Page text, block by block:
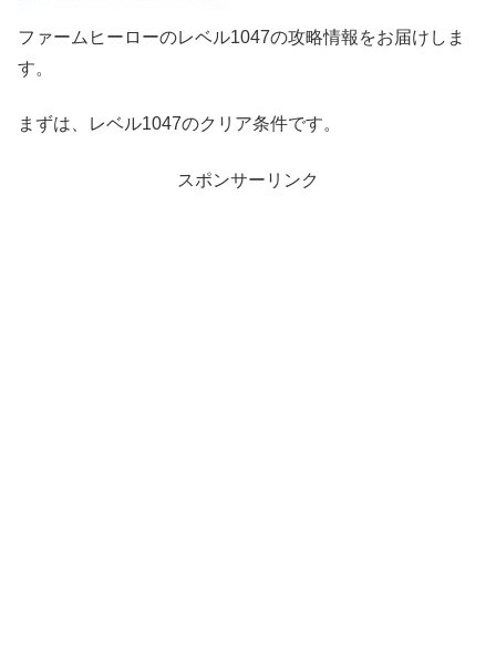
ファームヒーローのレベル1047の攻略情報をお届けしま
す。
まずは、レベル1047のクリア条件です。
スポンサーリンク